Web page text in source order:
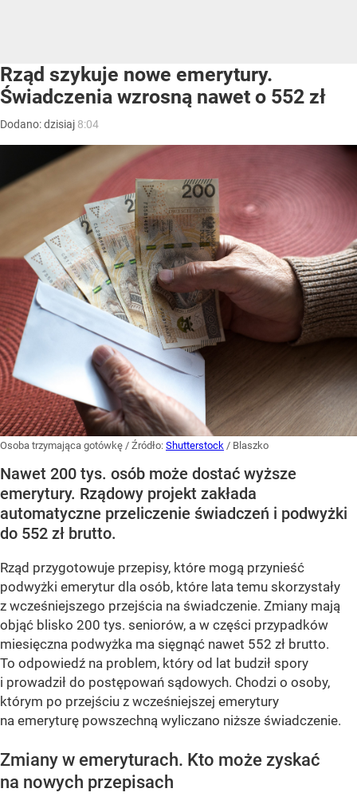
Rząd szykuje nowe emerytury.
Świadczenia wzrosną nawet o 552 zł
Dodano:dzisiaj 8:04
Osoba trzymająca gotówkę / Źródło: Shutterstock / Blaszko
Nawet 200 tys. osób może dostać wyższe
emerytury. Rządowy projekt zakłada
automatyczne przeliczenie świadczeń i podwyżki
do 552 zł brutto.
Rząd przygotowuje przepisy, które mogą przynieść
podwyżki emerytur dla osób, które lata temu skorzystały
z wcześniejszego przejścia na świadczenie. Zmiany mają
objąć blisko 200 tys. seniorów, a w części przypadków
miesięczna podwyżka ma sięgnąć nawet 552 zł brutto.
To odpowiedź na problem, który od lat budził spory
i prowadził do postępowań sądowych. Chodzi o osoby,
którym po przejściu z wcześniejszej emerytury
na emeryturę powszechną wyliczano niższe świadczenie.
Zmiany w emeryturach. Kto może zyskać
na nowych przepisach